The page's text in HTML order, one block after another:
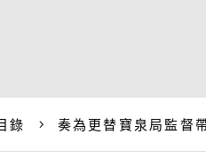
錄 奏為更替寶泉局監督